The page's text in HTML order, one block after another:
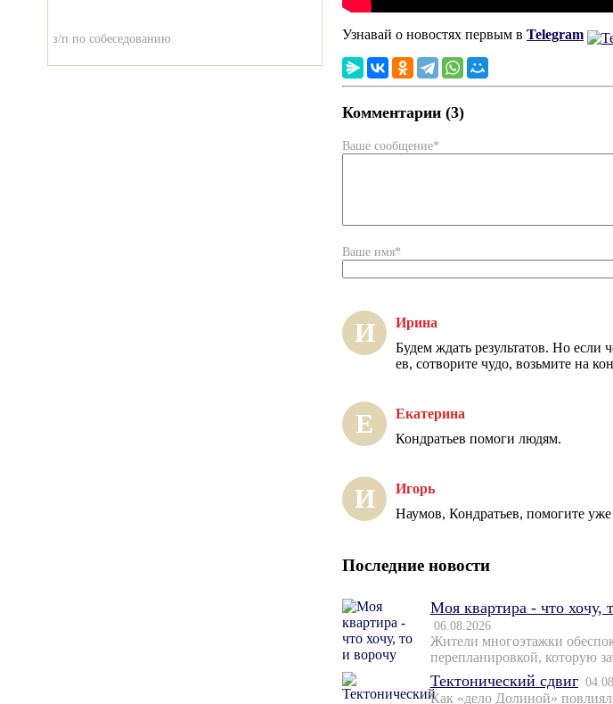
з/п по собеседованию Узнавай о новостях первым в Telegram
Комментарии (3)
Ваше сообщение*
Ваше имя*
И Ирина
Будем ждать результатов. Но
ев, сотворите чудо, возьмите на
Е Екатерина
Кондратьев помоги людям.
И Игорь
Наумов, Кондратьев, помогите
Последние новости
Моя квартира - что хочу,
06.08.2026
Жители многоэтажки
перепланировкой, которую
Тектонический сдвиг
Как «дело Долиной»